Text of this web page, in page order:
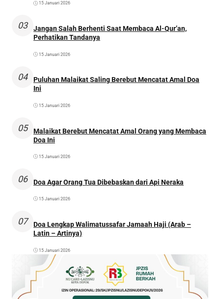
15 Januari 2026
03
Jangan Salah Berhenti Saat Membaca Al-Qur’an,
Perhatikan Tandanya
15 Januari 2026
04
Puluhan Malaikat Saling Berebut Mencatat Amal Doa
Ini
15 Januari 2026
05
Malaikat Berebut Mencatat Amal Orang yang Membaca
Doa Ini
15 Januari 2026
06 Doa Agar Orang Tua Dibebaskan dari Api Neraka
15 Januari 2026
07
Doa Lengkap Walimatussafar Jamaah Haji (Arab –
Latin – Artinya)
15 Januari 2026